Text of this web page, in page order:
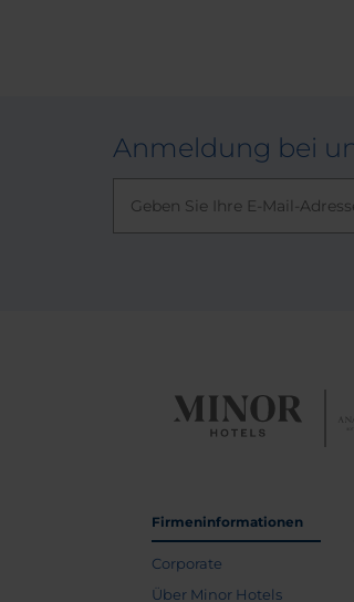
Anmeldung bei
Firmeninformationen
Corporate
Über Minor Hotels